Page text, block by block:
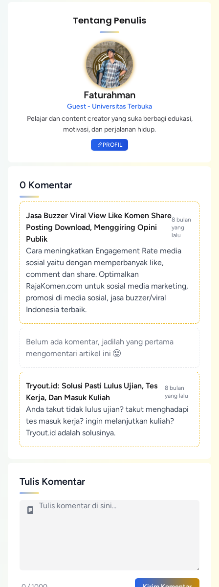
Tentang Penulis
Faturahman
Guest - Universitas Terbuka
Pelajar dan content creator yang suka berbagi edukasi,
motivasi, dan perjalanan hidup.
PROFIL
0 Komentar
Jasa Buzzer Viral View Like Komen Share
Posting Download, Menggiring Opini
Publik
8 bulan
yang
lalu
Cara meningkatkan Engagement Rate media
sosial yaitu dengan memperbanyak like,
comment dan share. Optimalkan
RajaKomen.com untuk sosial media marketing,
promosi di media sosial, jasa buzzer/viral
Indonesia terbaik.
Belum ada komentar, jadilah yang pertama
mengomentari artikel ini
Tryout.id: Solusi Pasti Lulus Ujian, Tes
Kerja, Dan Masuk Kuliah
8 bulan
yang lalu
Anda takut tidak lulus ujian? takut menghadapi
tes masuk kerja? ingin melanjutkan kuliah?
Tryout.id adalah solusinya.
Tulis Komentar